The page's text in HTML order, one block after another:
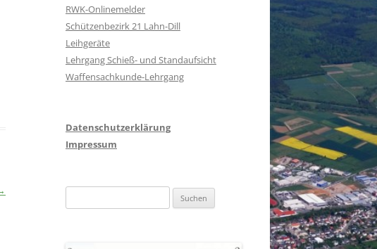
RWK-Onlinemelder
Schützenbezirk 21 Lahn-Dill
Leihgeräte
Lehrgang Schieß- und Standaufsicht
Waffensachkunde-Lehrgang
Datenschutzerklärung
Impressum
nach: